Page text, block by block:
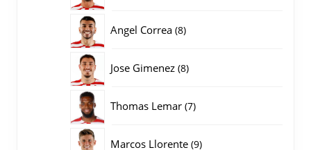
Angel Correa 88
Jose Gimenez 88
Thomas Lemar 77
Marcos Llorente 99